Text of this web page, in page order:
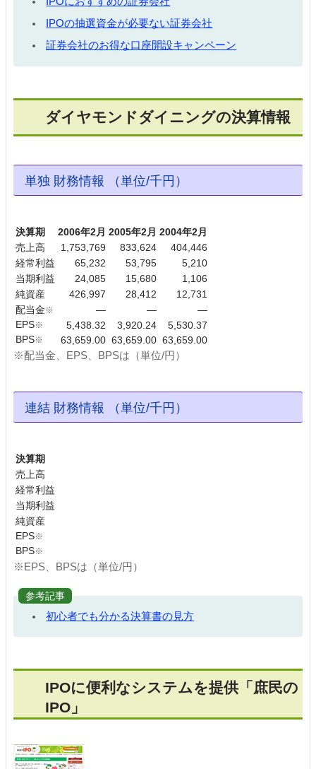
IPOの抽選資金が必要ない証券会社
証券会社のお得な口座開設キャンペーン
ダイヤモンドダイニングの決算情報
単独 財務情報 （単位/千円）
決算期 2006年2月 2005年2月 2004年2月
売上高
1,753,769 833,624
404,446
経常利益
65,232 53,795
5,210
当期利益
24,085 15,680
1,106
純資産
426,997 28,412
12,731
配当金※ ― ―
―
EPS※ 5,438.32 3,920.24
5,530.37
BPS※ 63,659.00 63,659.00 63,659.00
※配当金、EPS、BPSは（単位/円）
連結 財務情報 （単位/千円）
決算期
売上高
経常利益
当期利益
純資産
EPS※
BPS※
※EPS、BPSは（単位/円）
参考記事
初心者でも分かる決算書の見方
IPOに便利なシステムを提供「庶民の
IPO」